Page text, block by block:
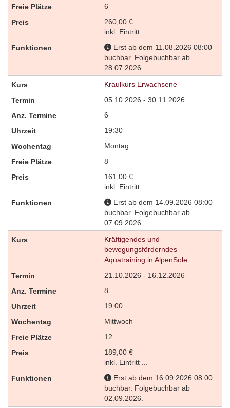
6
260,00 €
inkl. Eintritt ...
Erst ab dem 11.08.2026 08:00
buchbar. Folgebuchbar ab
28.07.2026.
Kraulkurs Erwachsene
05.10.2026 - 30.11.2026
6
19:30
Montag
8
161,00 €
inkl. Eintritt ...
Erst ab dem 14.09.2026 08:00
buchbar. Folgebuchbar ab
07.09.2026.
Kräftigendes und
bewegungsförderndes
Aquatraining in AlpenSole
21.10.2026 - 16.12.2026
8
19:00
Mittwoch
12
189,00 €
inkl. Eintritt ...
Erst ab dem 16.09.2026 08:00
buchbar. Folgebuchbar ab
02.09.2026.